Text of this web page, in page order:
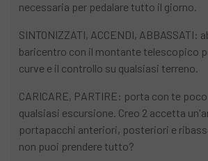
necessaria per pedalare tutto il giorno.
SINTONIZZATI, ACCENDI, ABBASSATI:
baricentro con il montante telescopico
curve e il controllo su qualsiasi terreno.
CARICARE, PARTIRE: porta con te
qualsiasi escursione. Creo 2 accetta
portapacchi anteriori, posteriori e
non puoi prendere tutto?